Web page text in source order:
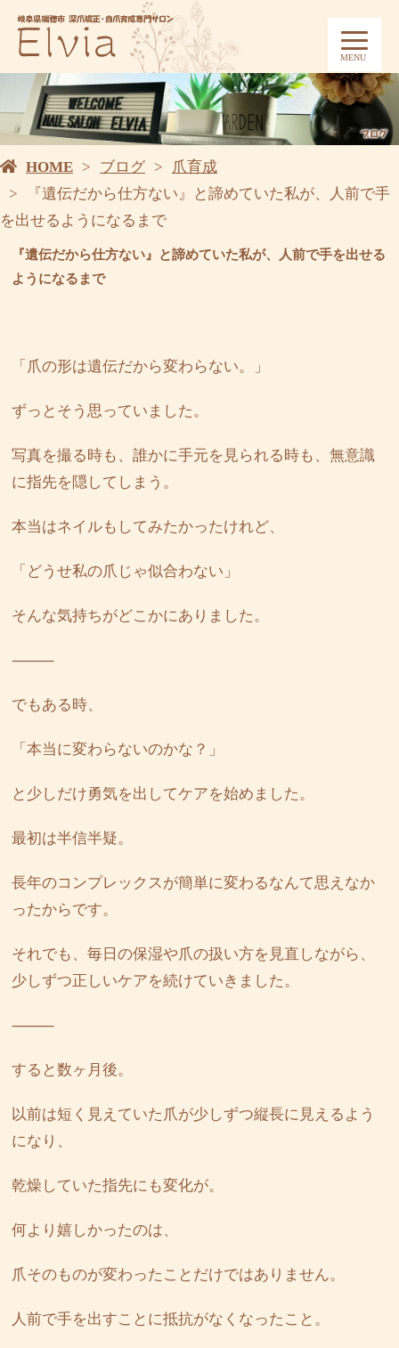
MENU
HOME ブログ
爪育成
『遺伝だから仕方ない』と諦めていた私が、人前で手
を出せるようになるまで
『遺伝だから仕方ない』と諦めていた私が、人前で手を出せる
ようになるまで
「爪の形は遺伝だから変わらない。」
ずっとそう思っていました。
写真を撮る時も、誰かに手元を見られる時も、無意識
に指先を隠してしまう。
本当はネイルもしてみたかったけれど、
「どうせ私の爪じゃ似合わない」
そんな気持ちがどこかにありました。
⸻
でもある時、
「本当に変わらないのかな？」
と少しだけ勇気を出してケアを始めました。
最初は半信半疑。
長年のコンプレックスが簡単に変わるなんて思えなか
ったからです。
それでも、毎日の保湿や爪の扱い方を見直しながら、
少しずつ正しいケアを続けていきました。
⸻
すると数ヶ月後。
以前は短く見えていた爪が少しずつ縦長に見えるよう
になり、
乾燥していた指先にも変化が。
何より嬉しかったのは、
爪そのものが変わったことだけではありません。
人前で手を出すことに抵抗がなくなったこと。